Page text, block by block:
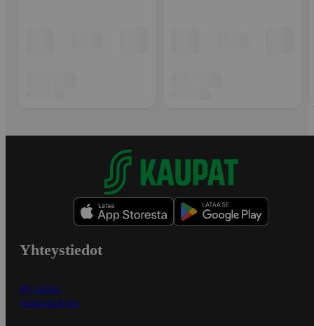
Yhteystiedot
Myymälät
Asiakaspalvelu